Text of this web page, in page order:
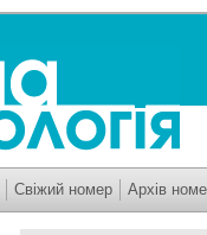
Свіжий номер Архів